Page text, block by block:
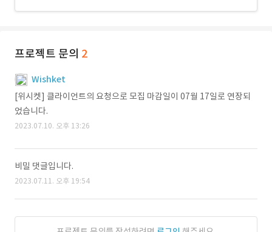
프로젝트 문의 2
Wishket
[위시켓] 클라이언트의 요청으로 모집 마감일이 07월 17일로 연장되
었습니다.
2023.07.10. 오후 13:26
비밀 댓글입니다.
2023.07.11. 오후 19:54